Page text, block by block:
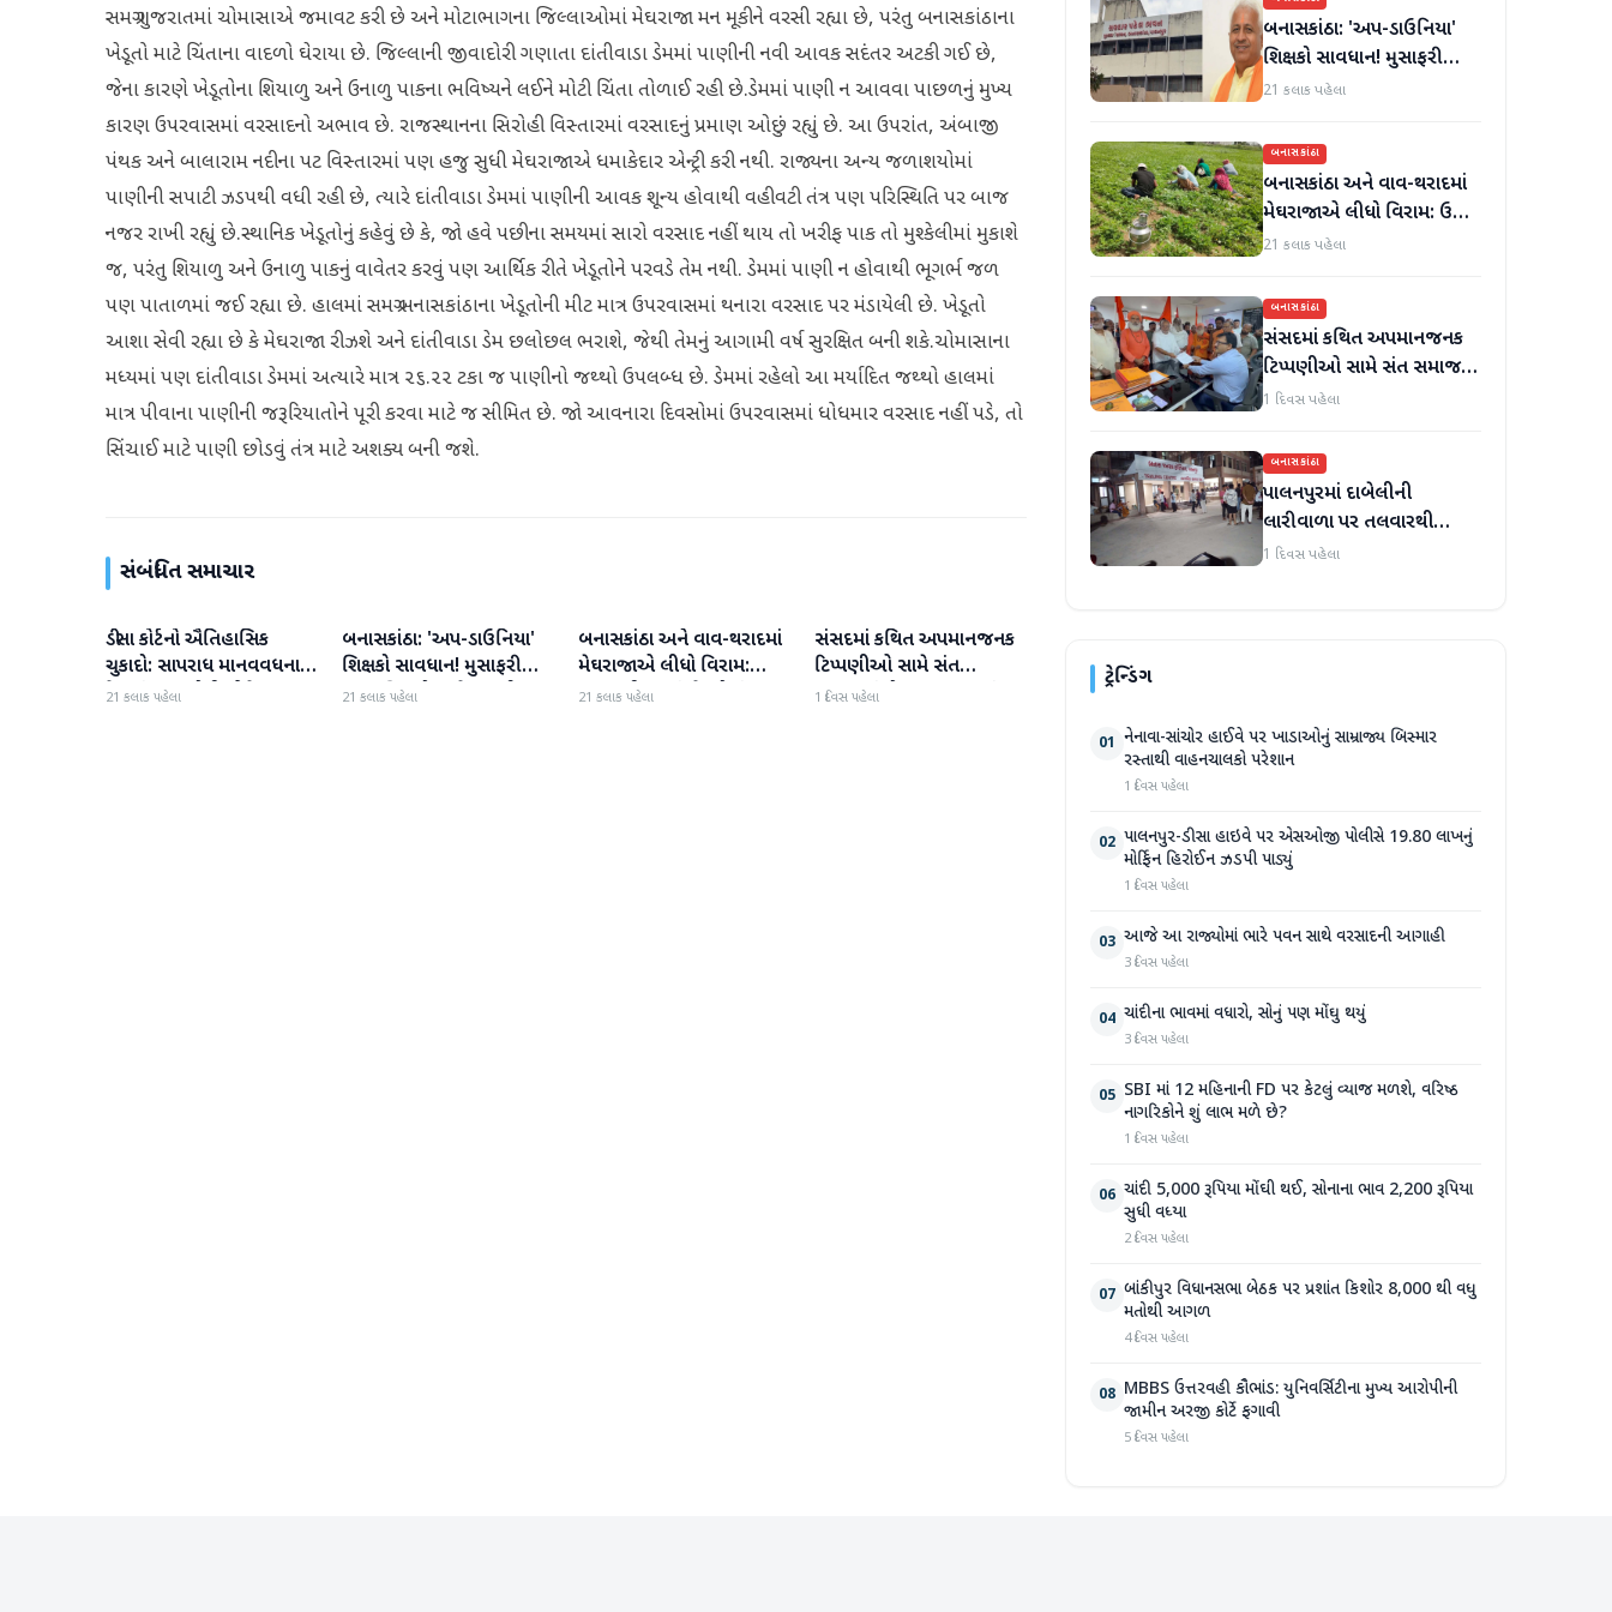
સમગ્ર ગુજરાતમાં ચોમાસાએ જમાવટ કરી છે અને મોટાભાગના જિલ્લાઓમાં મેઘરાજા મન મૂકીને વરસી રહ્યા છે, પરંતુ બનાસકાંઠાના
ખેડૂતો માટે ચિંતાના વાદળો ઘેરાયા છે. જિલ્લાની જીવાદોરી ગણાતા દાંતીવાડા ડેમમાં પાણીની નવી આવક સદંતર અટકી ગઈ છે,
જેના કારણે ખેડૂતોના શિયાળુ અને ઉનાળુ પાકના ભવિષ્યને લઈને મોટી ચિંતા તોળાઈ રહી છે.ડેમમાં પાણી ન આવવા પાછળનું મુખ્ય
કારણ ઉપરવાસમાં વરસાદનો અભાવ છે. રાજસ્થાનના સિરોહી વિસ્તારમાં વરસાદનું પ્રમાણ ઓછું રહ્યું છે. આ ઉપરાંત, અંબાજી
પંથક અને બાલારામ નદીના પટ વિસ્તારમાં પણ હજુ સુધી મેઘરાજાએ ધમાકેદાર એન્ટ્રી કરી નથી. રાજ્યના અન્ય જળાશયોમાં
પાણીની સપાટી ઝડપથી વધી રહી છે, ત્યારે દાંતીવાડા ડેમમાં પાણીની આવક શૂન્ય હોવાથી વહીવટી તંત્ર પણ પરિસ્થિતિ પર બાજ
નજર રાખી રહ્યું છે.સ્થાનિક ખેડૂતોનું કહેવું છે કે, જો હવે પછીના સમયમાં સારો વરસાદ નહીં થાય તો ખરીફ પાક તો મુશ્કેલીમાં મુકાશે
જ, પરંતુ શિયાળુ અને ઉનાળુ પાકનું વાવેતર કરવું પણ આર્થિક રીતે ખેડૂતોને પરવડે તેમ નથી. ડેમમાં પાણી ન હોવાથી ભૂગર્ભ જળ
પણ પાતાળમાં જઈ રહ્યા છે. હાલમાં સમગ્ર બનાસકાંઠાના ખેડૂતોની મીટ માત્ર ઉપરવાસમાં થનારા વરસાદ પર મંડાયેલી છે. ખેડૂતો
આશા સેવી રહ્યા છે કે મેઘરાજા રીઝશે અને દાંતીવાડા ડેમ છલોછલ ભરાશે, જેથી તેમનું આગામી વર્ષ સુરક્ષિત બની શકે.ચોમાસાના
મધ્યમાં પણ દાંતીવાડા ડેમમાં અત્યારે માત્ર ૨૬.૨૨ ટકા જ પાણીનો જથ્થો ઉપલબ્ધ છે. ડેમમાં રહેલો આ મર્યાદિત જથ્થો હાલમાં
માત્ર પીવાના પાણીની જરૂરિયાતોને પૂરી કરવા માટે જ સીમિત છે. જો આવનારા દિવસોમાં ઉપરવાસમાં ધોધમાર વરસાદ નહીં પડે, તો
સિંચાઈ માટે પાણી છોડવું તંત્ર માટે અશક્ય બની જશે.
સંબંધિત સમાચાર
બનાસકાંઠા
ડીસા કોર્ટનો ઐતિહાસિક
ચુકાદો: સાપરાધ માનવવધના
કેસમાં ૩ આરોપીઓને ૧૦
21 કલાક પહેલા
બનાસકાંઠા
બનાસકાંઠા: 'અપ-ડાઉનિયા'
શિક્ષકો સાવધાન! મુસાફરી
કરતા શિક્ષકો સામે તવાઈ હાથ
21 કલાક પહેલા
બનાસકાંઠા
બનાસકાંઠા અને વાવ-થરાદમાં
મેઘરાજાએ લીધો વિરામ:
ઉઘાડ નીકળતાં ખેડૂતોમાં
21 કલાક પહેલા
બનાસકાંઠા
સંસદમાં કથિત અપમાનજનક
ટિપ્પણીઓ સામે સંત
સમાજમાં રોષ: પાલનપુરમાં
1 દિવસ પહેલા
બનાસકાંઠા: 'અપ-ડાઉનિયા'
શિક્ષકો સાવધાન! મુસાફરી
કરતા શિક્ષકો સામે તવાઈ હાથ
21 કલાક પહેલા
બનાસકાંઠા
બનાસકાંઠા અને વાવ-થરાદમાં
મેઘરાજાએ લીધો વિરામ: ઉઘાડ
નીકળતાં ખેડૂતોમાં આનંદનો
21 કલાક પહેલા
બનાસકાંઠા
સંસદમાં કથિત અપમાનજનક
ટિપ્પણીઓ સામે સંત સમાજમાં
રોષ: પાલનપુરમાં VHP સાથે
આવેદનપત્ર આપ્યું
1 દિવસ પહેલા
બનાસકાંઠા
પાલનપુરમાં દાબેલીની
લારીવાળા પર તલવારથી
હુમલો: બે ઈજાગ્રસ્ત, આરોપી
1 દિવસ પહેલા
ટ્રેન્ડિંગ
01 નેનાવા-સાંચોર હાઈવે પર ખાડાઓનું સામ્રાજ્ય બિસ્માર
રસ્તાથી વાહનચાલકો પરેશાન
1 દિવસ પહેલા
02 પાલનપુર-ડીસા હાઇવે પર એસઓજી પોલીસે 19.80 લાખનું
મોર્ફિન હિરોઈન ઝડપી પાડ્યું
1 દિવસ પહેલા
03 આજે આ રાજ્યોમાં ભારે પવન સાથે વરસાદની આગાહી
3 દિવસ પહેલા
04 ચાંદીના ભાવમાં વધારો, સોનું પણ મોંઘુ થયું
3 દિવસ પહેલા
05 SBI માં 12 મહિનાની FD પર કેટલું વ્યાજ મળશે, વરિષ્ઠ
નાગરિકોને શું લાભ મળે છે?
1 દિવસ પહેલા
06 ચાંદી 5,000 રૂપિયા મોંઘી થઈ, સોનાના ભાવ 2,200 રૂપિયા
સુધી વધ્યા
2 દિવસ પહેલા
07 બાંકીપુર વિધાનસભા બેઠક પર પ્રશાંત કિશોર 8,000 થી વધુ
મતોથી આગળ
4 દિવસ પહેલા
08 MBBS ઉત્તરવહી કૌભાંડ: યુનિવર્સિટીના મુખ્ય આરોપીની
જામીન અરજી કોર્ટે ફગાવી
5 દિવસ પહેલા